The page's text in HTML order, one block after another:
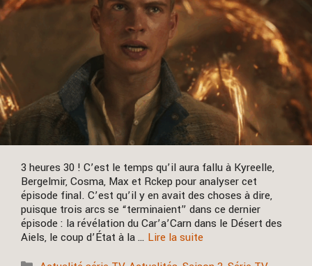
3 heures 30 ! C’est le temps qu’il aura fallu à Kyreelle,
Bergelmir, Cosma, Max et Rckep pour analyser cet
épisode final. C’est qu’il y en avait des choses à dire,
puisque trois arcs se “terminaient” dans ce dernier
épisode : la révélation du Car’a’Carn dans le Désert des
Aiels, le coup d’État à la … Lire la suite